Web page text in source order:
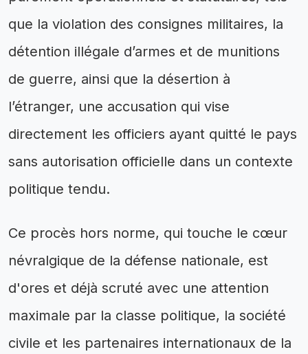
que la violation des consignes militaires, la
détention illégale d’armes et de munitions
de guerre, ainsi que la désertion à
l’étranger, une accusation qui vise
directement les officiers ayant quitté le pays
sans autorisation officielle dans un contexte
politique tendu.
Ce procès hors norme, qui touche le cœur
névralgique de la défense nationale, est
d'ores et déjà scruté avec une attention
maximale par la classe politique, la société
civile et les partenaires internationaux de la